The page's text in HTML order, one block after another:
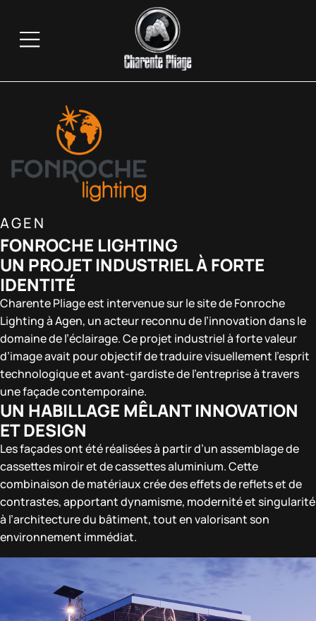
AGEN
FONROCHE LIGHTING
UN PROJET INDUSTRIEL À FORTE
IDENTITÉ
Charente Pliage est intervenue sur le site de Fonroche
Lighting à Agen, un acteur reconnu de l’innovation dans le
domaine de l’éclairage. Ce projet industriel à forte valeur
d’image avait pour objectif de traduire visuellement l’esprit
technologique et avant-gardiste de l’entreprise à travers
une façade contemporaine.
UN HABILLAGE MÊLANT INNOVATION
ET DESIGN
Les façades ont été réalisées à partir d’un assemblage de
cassettes miroir et de cassettes aluminium. Cette
combinaison de matériaux crée des effets de reflets et de
contrastes, apportant dynamisme, modernité et singularité
à l’architecture du bâtiment, tout en valorisant son
environnement immédiat.